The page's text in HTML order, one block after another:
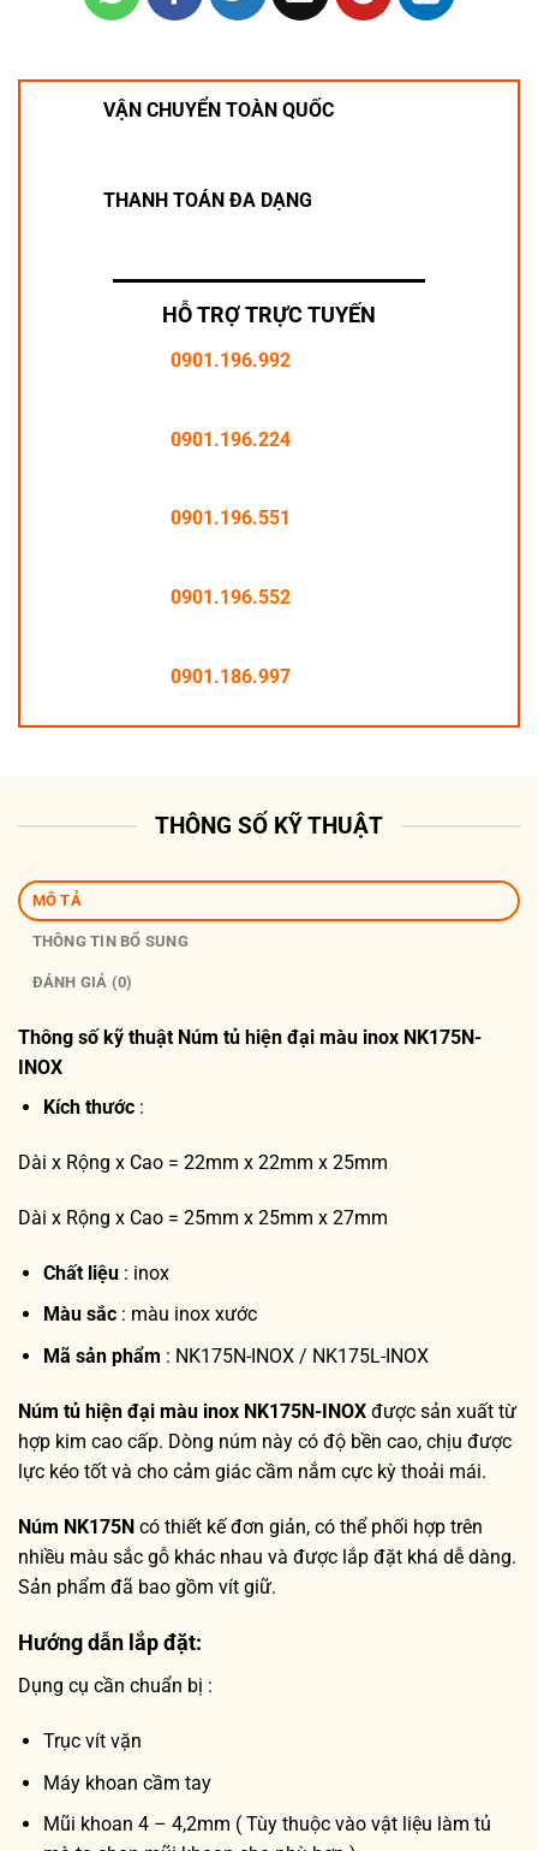
VẬN CHUYỂN TOÀN QUỐC
THANH TOÁN ĐA DẠNG
HỖ TRỢ TRỰC TUYẾN
0901.196.992
0901.196.224
0901.196.551
0901.196.552
0901.186.997
THÔNG SỐ KỸ THUẬT
MÔ TẢ
THÔNG TIN BỔ SUNG
ĐÁNH GIÁ (0)
Thông số kỹ thuật Núm tủ hiện đại màu inox NK175N-
INOX
Kích thước:
Dài x Rộng x Cao = 22mm x 22mm x 25mm
Dài x Rộng x Cao = 25mm x 25mm x 27mm
Chất liệu: inox
Màu sắc: màu inox xước
Mã sản phẩm : NK175N-INOX / NK175L-INOX
Núm tủ hiện đại màu inox NK175N-INOX được sản xuất từ
hợp kim cao cấp. Dòng núm này có độ bền cao, chịu được
lực kéo tốt và cho cảm giác cầm nắm cực kỳ thoải mái.
Núm NK175N có thiết kế đơn giản, có thể phối hợp trên
nhiều màu sắc gỗ khác nhau và được lắp đặt khá dễ dàng.
Sản phẩm đã bao gồm vít giữ.
Hướng dẫn lắp đặt:
Dụng cụ cần chuẩn bị :
Trục vít vặn
Máy khoan cầm tay
Mũi khoan 4 – 4,2mm ( Tùy thuộc vào vật liệu làm tủ